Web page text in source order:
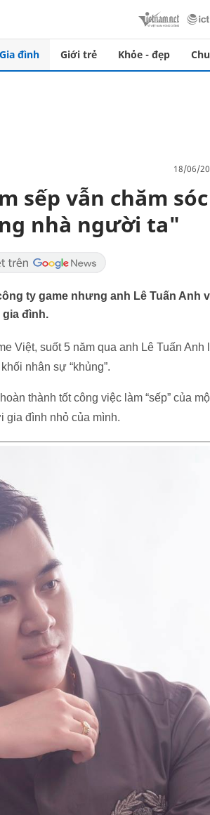
Gia đình Giới trẻ Khỏe - đẹp
18/06/
sếp vẫn chăm
nhà người ta"
ty game nhưng anh Lê Tuấn Anh
gia đình.
Việt, suốt 5 năm qua anh Lê Tuấn Anh
nhân sự “khủng”.
thành tốt công việc làm “sếp” của
gia đình nhỏ của mình.